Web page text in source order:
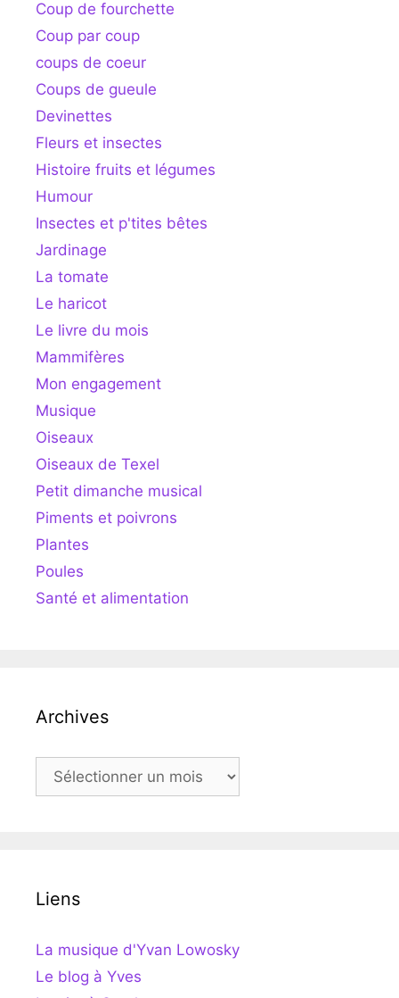
Coup de fourchette
Coup par coup
coups de coeur
Coups de gueule
Devinettes
Fleurs et insectes
Histoire fruits et légumes
Humour
Insectes et p'tites bêtes
Jardinage
La tomate
Le haricot
Le livre du mois
Mammifères
Mon engagement
Musique
Oiseaux
Oiseaux de Texel
Petit dimanche musical
Piments et poivrons
Plantes
Poules
Santé et alimentation
Archives
Archives
Liens
La musique d'Yvan Lowosky
Le blog à Yves